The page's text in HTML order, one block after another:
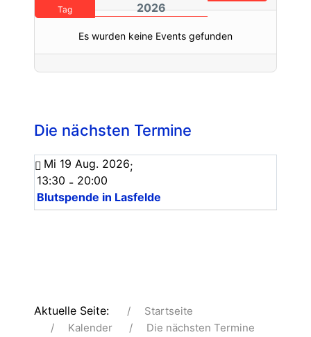
Tag
2026
Es wurden keine Events gefunden
Die nächsten Termine
Mi 19 Aug. 2026;
13:30 - 20:00
Blutspende in Lasfelde
Aktuelle Seite:
Startseite
Kalender
Die nächsten Termine